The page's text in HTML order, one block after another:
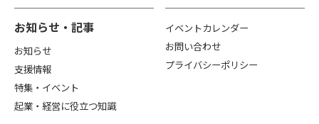
お知らせ・記事
お知らせ
支援情報
特集・イベント
起業・経営に役立つ知識
イベントカレンダー
お問い合わせ
プライバシーポリシー